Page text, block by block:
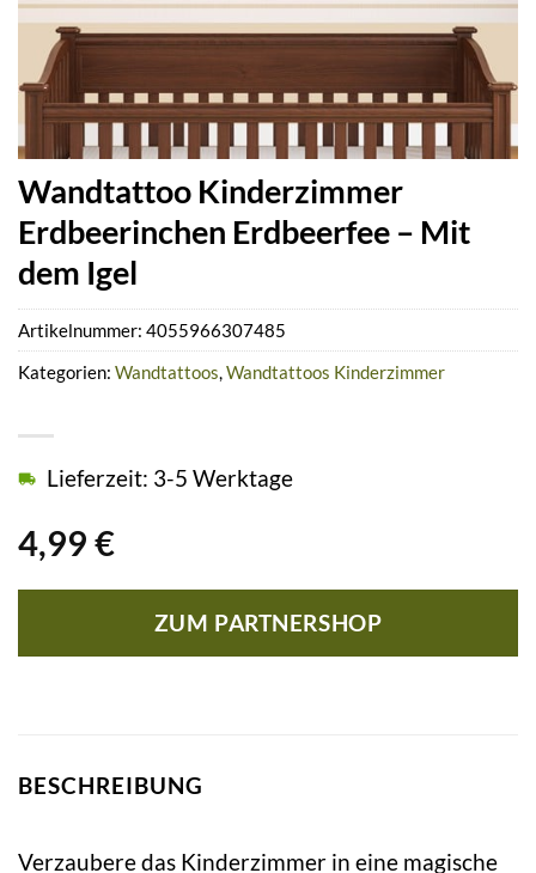
Wandtattoo Kinderzimmer
Erdbeerinchen Erdbeerfee – Mit
dem Igel
4,99 €
Lieferzeit: 3-5 Werktage
ZUM PARTNERSHOP
Artikelnummer: 4055966307485
Kategorien: Wandtattoos,Wandtattoos Kinderzimmer
BESCHREIBUNG
Verzaubere das Kinderzimmer in eine magische